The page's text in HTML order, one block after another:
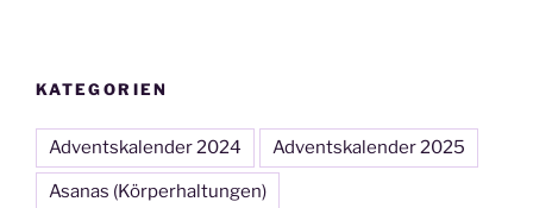
KATEGORIEN
Adventskalender 2024 Adventskalender 2025
Asanas (Körperhaltungen)